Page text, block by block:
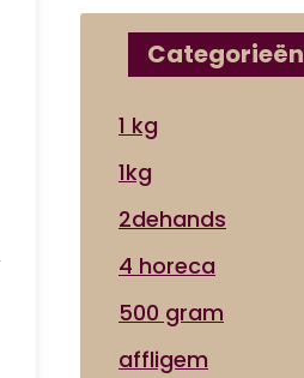
Categorieën
1 kg
1kg
2dehands
4 horeca
500 gram
affligem